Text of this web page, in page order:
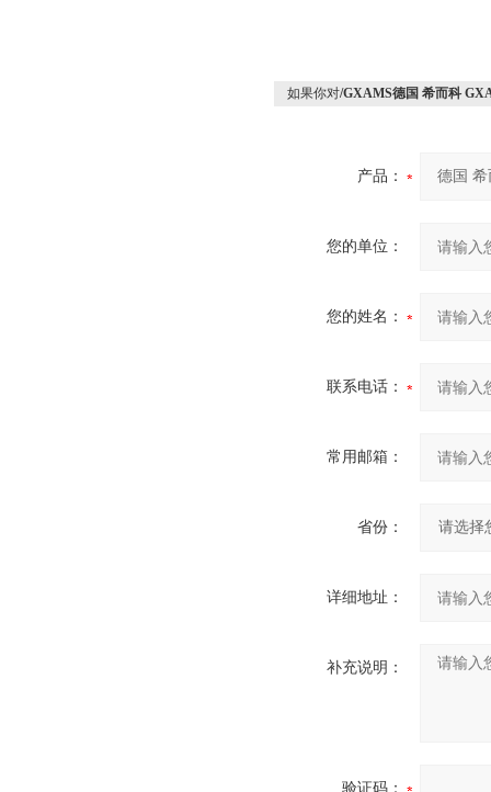
如果你对/GXAMS德国 希而科
产品：
您的单位：
您的姓名：
联系电话：
常用邮箱：
省份：
详细地址：
补充说明：
验证码：